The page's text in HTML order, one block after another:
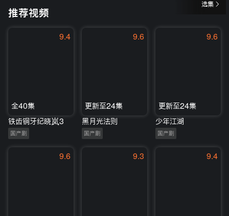
选集
推荐视频
9.4
全40集
铁齿铜牙纪晓岚3
国产剧
9.6
更新至24集
黑月光法则
国产剧
9.6
更新至24集
少年江湖
国产剧
9.6 9.3 9.4